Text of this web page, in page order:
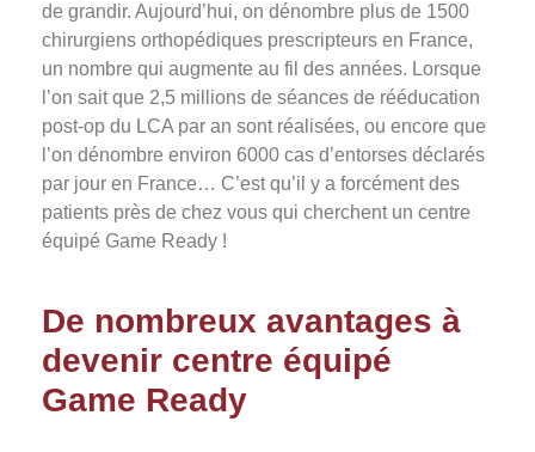
de grandir. Aujourd’hui, on dénombre plus de 1500
chirurgiens orthopédiques prescripteurs en France,
un nombre qui augmente au fil des années. Lorsque
l’on sait que 2,5 millions de séances de rééducation
post-op du LCA par an sont réalisées, ou encore que
l’on dénombre environ 6000 cas d’entorses déclarés
par jour en France… C’est qu’il y a forcément des
patients près de chez vous qui cherchent un centre
équipé Game Ready !
De nombreux avantages à
devenir centre équipé
Game Ready